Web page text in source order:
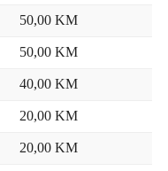
50,00 KM
50,00 KM
40,00 KM
20,00 KM
20,00 KM